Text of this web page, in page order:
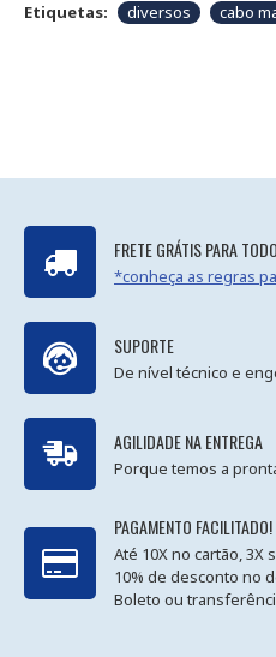
Etiquetas: diversos cabo
FRETE GRÁTIS PARA
*conheça as regras
SUPORTE
De nível técnico e
AGILIDADE NA ENTREGA
Porque temos a
PAGAMENTO FACILITADO!
Até 10X no cartão, 3X
10% de desconto no
Boleto ou